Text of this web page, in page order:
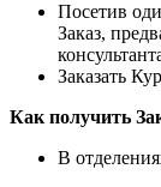
Посетив
Заказ,
Заказать
Как получить
В